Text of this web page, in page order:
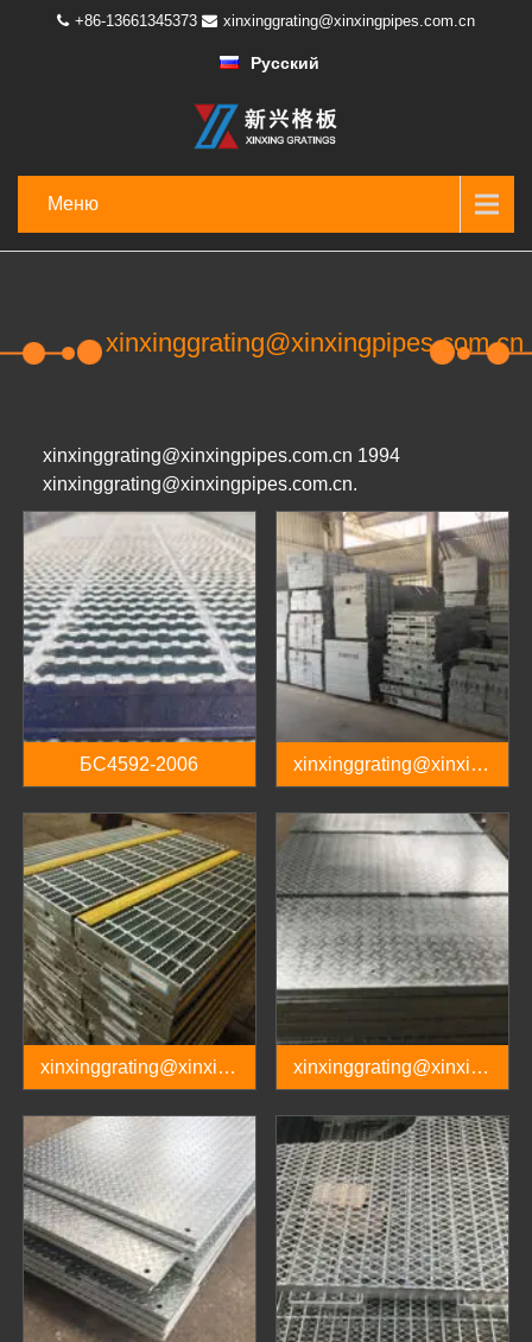
+86-13661345373 xinxinggrating@xinxingpipes.com.cn
Русский
Меню
xinxinggrating@xinxingpipes.com.cn
xinxinggrating@xinxingpipes.com.cn 1994
xinxinggrating@xinxingpipes.com.cn.
БС4592-2006
xinxinggrating@xinxing
pipes.com.cn
xinxinggrating@xinxing
pipes.com.cn、
pipes.com.cn
xinxinggrating@xinxing
pipes.com.cn